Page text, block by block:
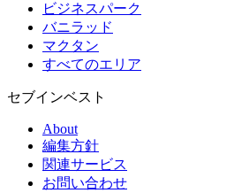
ビジネスパーク
バニラッド
マクタン
すべてのエリア
セブインベスト
About
編集方針
関連サービス
お問い合わせ